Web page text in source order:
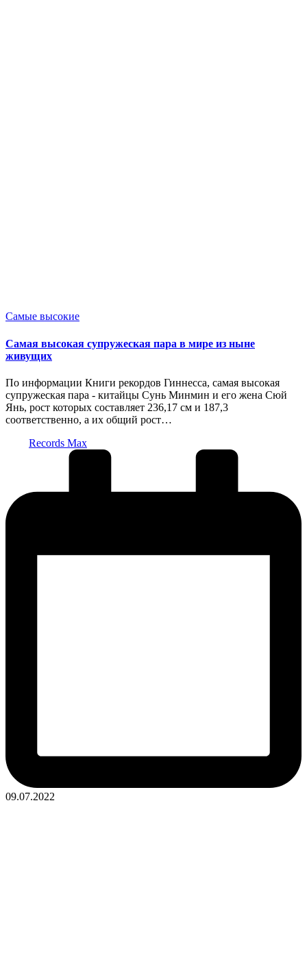
Опубликовано
Самые высокие
Самая высокая супружеская пара в мире из ныне
живущих
По информации Книги рекордов Гиннесса, самая высокая
супружеская пара - китайцы Сунь Минмин и его жена Сюй
Янь, рост которых составляет 236,17 см и 187,3
соответственно, а их общий рост…
Records Max
09.07.2022